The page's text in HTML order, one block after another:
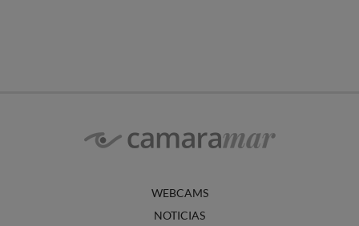
WEBCAMS
NOTICIAS